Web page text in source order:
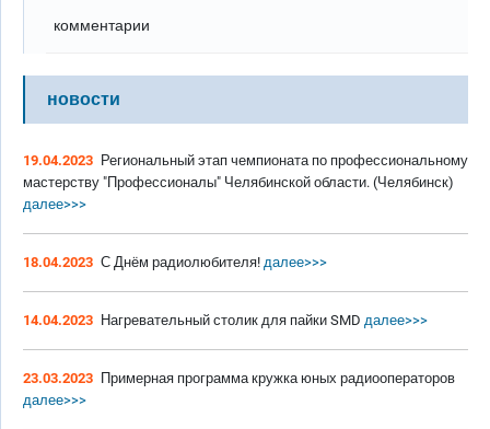
комментарии
новости
19.04.2023 Региональный этап чемпионата по профессиональному
мастерству "Профессионалы" Челябинской области. (Челябинск)
далее>>>
18.04.2023 С Днём радиолюбителя! далее>>>
14.04.2023 Нагревательный столик для пайки SMD далее>>>
23.03.2023 Примерная программа кружка юных радиооператоров
далее>>>